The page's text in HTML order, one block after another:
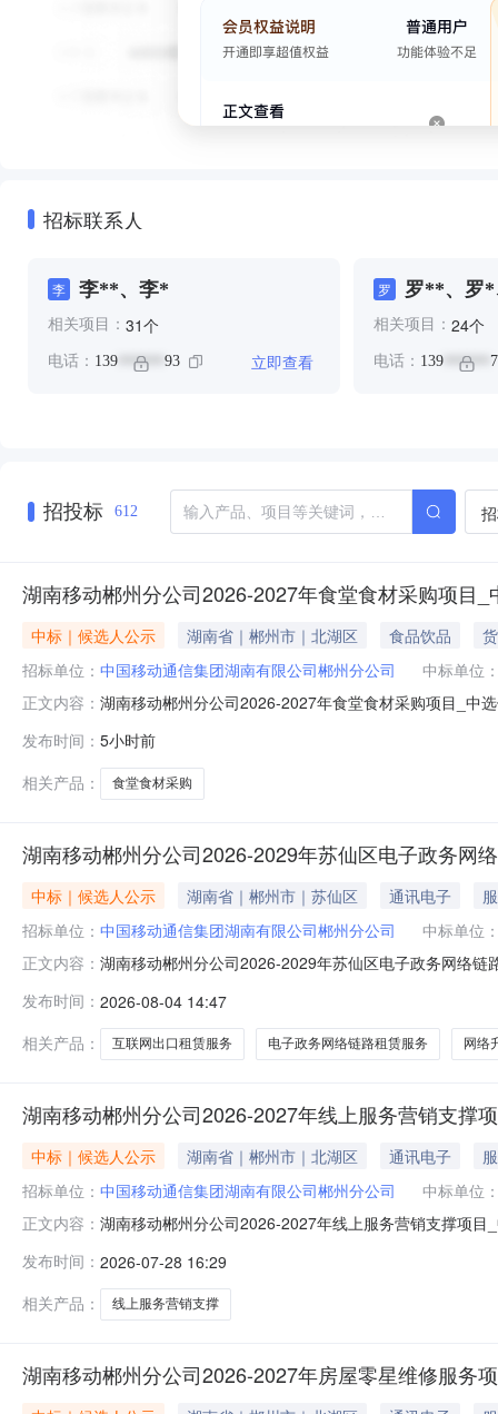
招标联系人
李 李**、李*
相关项目： 31个
电话： 139 ****** 93 立即查看
罗 罗**、罗
相关项目： 24个
电话： 139******
招投标 612
湖南移动郴州分公司2026-2027年食堂食材采购项目_
中标｜候选人公示 湖南省｜郴州市｜北湖区 食品饮品
招标单位： 中国移动通信集团湖南有限公司郴州分公司
中标单位
正文内容： 湖南移动郴州分公司2026-2027年食堂食材采购项目_中
发布时间： 5小时前
相关产品：
食堂食材采购
湖南移动郴州分公司2026-2029年苏仙区电子政务网
中标｜候选人公示 湖南省｜郴州市｜苏仙区 通讯电子
招标单位： 中国移动通信集团湖南有限公司郴州分公司
中标单位
正文内容： 湖南移动郴州分公司2026-2029年苏仙区电子政务网络
发布时间： 2026-08-04 14:47
相关产品：
互联网出口租赁服务 电子政务网络链路租赁服务 网络
湖南移动郴州分公司2026-2027年线上服务营销支撑
中标｜候选人公示 湖南省｜郴州市｜北湖区 通讯电子
招标单位： 中国移动通信集团湖南有限公司郴州分公司
中标单位
正文内容： 湖南移动郴州分公司2026-2027年线上服务营销支撑项目
发布时间： 2026-07-28 16:29
相关产品：
线上服务营销支撑
湖南移动郴州分公司2026-2027年房屋零星维修服务